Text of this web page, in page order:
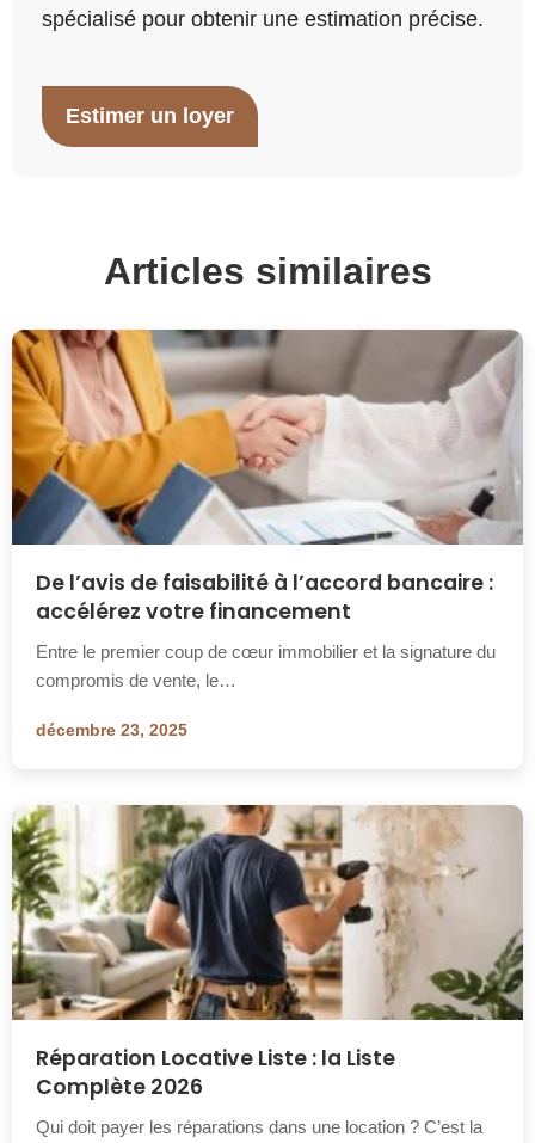
spécialisé pour obtenir une estimation précise.
Estimer un loyer
Articles similaires
De l’avis de faisabilité à l’accord bancaire :
accélérez votre financement
Entre le premier coup de cœur immobilier et la signature du
compromis de vente, le…
décembre 23, 2025
Réparation Locative Liste : la Liste
Complète 2026
Qui doit payer les réparations dans une location ? C’est la